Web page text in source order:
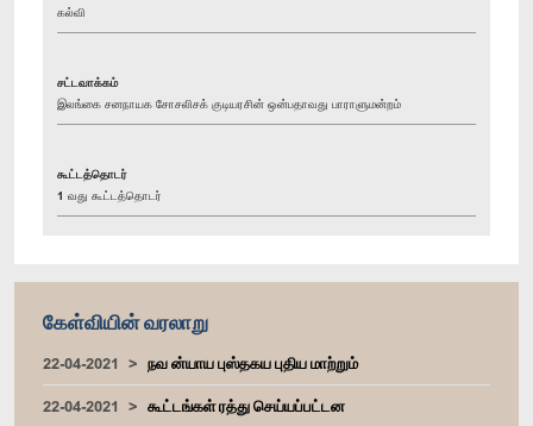
கல்வி
சட்டவாக்கம்
இலங்கை சனநாயக சோசலிசக் குடியரசின் ஒன்பதாவது பாராளுமன்றம்
கூட்டத்தொடர்
1 வது கூட்டத்தொடர்
கேள்வியின் வரலாறு
22-04-2021
நவ ன்யாய புஸ்தகய புதிய மாற்றும்
22-04-2021
கூட்டங்கள் ரத்து செய்யப்பட்டன